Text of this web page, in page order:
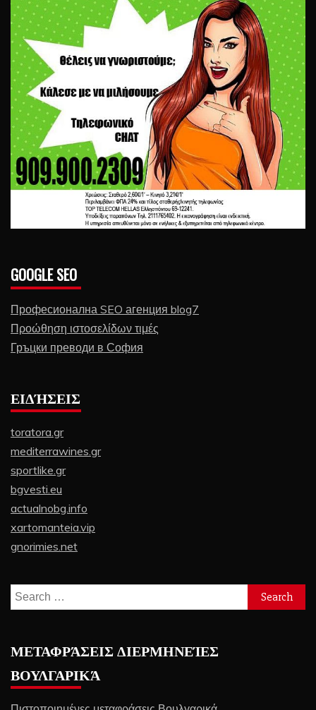
GOOGLE SEO
Професионална SEO агенция blog7
Προώθηση ιστοσελίδων τιμές
Гръцки преводи в София
ΕΙΔΉΣΕΙΣ
toratora.gr
mediterrawines.gr
sportlike.gr
bgvesti.eu
actualnobg.info
xartomanteia.vip
gnorimies.net
Search
for:
ΜΕΤΑΦΡΆΣΕΙΣ ΔΙΕΡΜΗΝΕΊΕΣ
ΒΟΥΛΓΑΡΙΚΆ